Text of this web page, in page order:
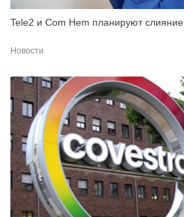
Tele2 и Com Hem планируют слияние
Новости